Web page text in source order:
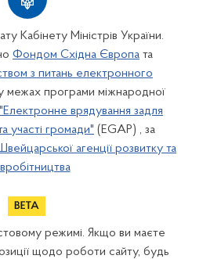
Кабінету Міністрів України.
Фондом Східна Європа та
з питань електронного
межах програми міжнародної
"Електронне врядування задля
участі громади" (EGAP) , за
агенції розвитку та
режимі. Якщо ви маєте
щодо роботи сайту, будь